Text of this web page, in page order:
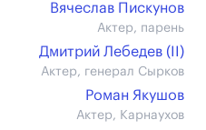
Вячеслав Пискунов
Актер, парень
Дмитрий Лебедев (II)
Актер, генерал Сырков
Роман Якушов
Актер, Карнаухов